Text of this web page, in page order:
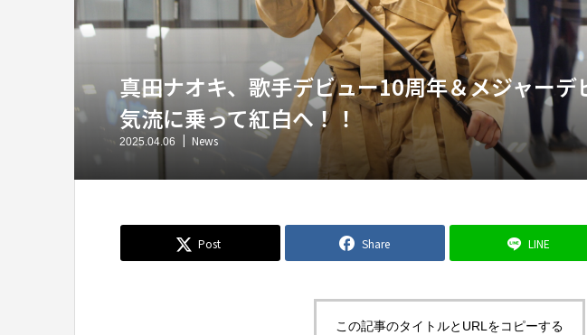
真田ナオキ、歌手デビュー10周年＆メジャー
気流に乗って紅白へ！！
2025.04.06 News
Post Share LINE
この記事のタイトルとURLをコピーする